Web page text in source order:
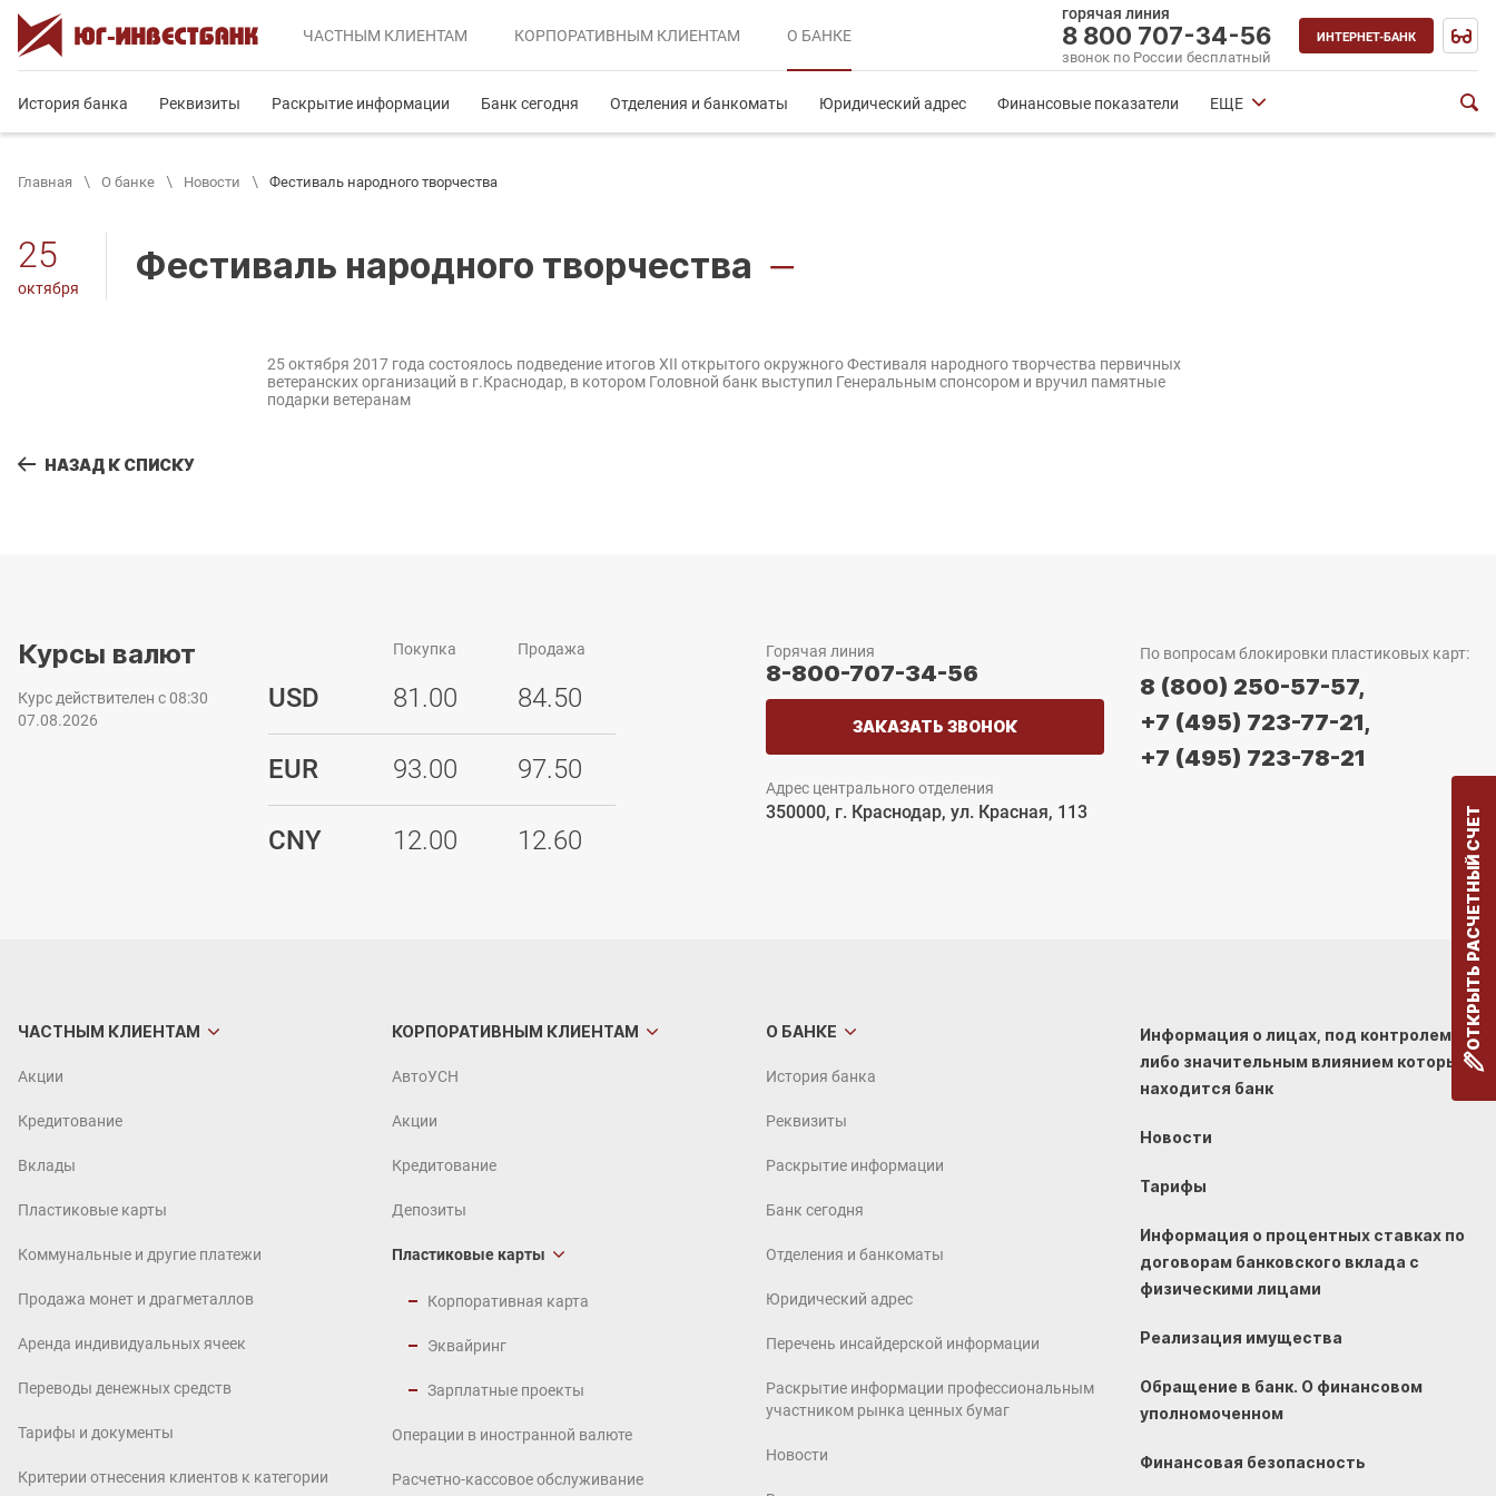
ЧАСТНЫМ КЛИЕНТАМ КОРПОРАТИВНЫМ КЛИЕНТАМ О БАНКЕ
горячая линия
8 800 707-34-56
звонок по России бесплатный
ИНТЕРНЕТ-БАНК
История банка Реквизиты Раскрытие информации Банк сегодня Отделения и банкоматы Юридический адрес Финансовые показатели ЕЩЕ
Главная О банке Новости Фестиваль народного творчества
25
октября
Фестиваль народного творчества —
25 октября 2017 года состоялось подведение итогов XII открытого окружного Фестиваля народного творчества первичных
ветеранских организаций в г.Краснодар, в котором Головной банк выступил Генеральным спонсором и вручил памятные
подарки ветеранам
НАЗАД К СПИСКУ
ОТКРЫТЬ РАСЧЕТНЫЙ СЧЕТ
Курсы валют
Курс действителен с 08:30
07.08.2026
USD
Покупка
81.00
Продажа
84.50
EUR 93.00 97.50
CNY 12.00 12.60
Горячая линия
8-800-707-34-56
ЗАКАЗАТЬ ЗВОНОК
Адрес центрального отделения
350000, г. Краснодар, ул. Красная, 113
По вопросам блокировки пластиковых карт:
8 (800) 250-57-57,
+7 (495) 723-77-21,
+7 (495) 723-78-21
ЧАСТНЫМ КЛИЕНТАМ
Акции
Кредитование
Вклады
Пластиковые карты
Коммунальные и другие платежи
Продажа монет и драгметаллов
Аренда индивидуальных ячеек
Переводы денежных средств
Тарифы и документы
Критерии отнесения клиентов к категории
КОРПОРАТИВНЫМ КЛИЕНТАМ
АвтоУСН
Акции
Кредитование
Депозиты
Пластиковые карты
Корпоративная карта
Эквайринг
Зарплатные проекты
Операции в иностранной валюте
Расчетно-кассовое обслуживание
О БАНКЕ
История банка
Реквизиты
Раскрытие информации
Банк сегодня
Отделения и банкоматы
Юридический адрес
Перечень инсайдерской информации
Раскрытие информации профессиональным
участником рынка ценных бумаг
Новости
Информация о лицах, под контролем
либо значительным влиянием которых
находится банк
Новости
Тарифы
Информация о процентных ставках по
договорам банковского вклада с
физическими лицами
Реализация имущества
Обращение в банк. О финансовом
уполномоченном
Финансовая безопасность